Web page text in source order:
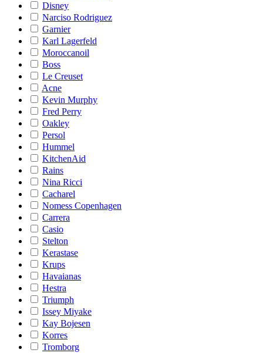
Disney
Narciso Rodriguez
Garnier
Karl Lagerfeld
Moroccanoil
Boss
Le Creuset
Acne
Kevin Murphy
Fred Perry
Oakley
Persol
Hummel
KitchenAid
Rains
Nina Ricci
Cacharel
Nomess Copenhagen
Carrera
Casio
Stelton
Kerastase
Krups
Havaianas
Hestra
Triumph
Issey Miyake
Kay Bojesen
Korres
Tromborg